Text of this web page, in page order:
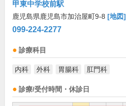
甲東中学校前駅
鹿児島県鹿児島市加治屋町9-8 [地図]
099-224-2277
診療科目
内科 外科 胃腸科 肛門科
診療/受付時間・休診日